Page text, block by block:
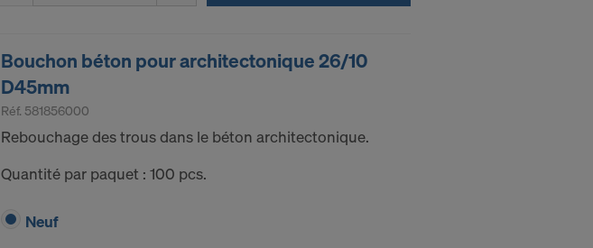
Bouchon béton pour architectonique 26/10
D45mm
Réf. 581856000
Rebouchage des trous dans le béton architectonique.
Quantité par paquet : 100 pcs.
Neuf